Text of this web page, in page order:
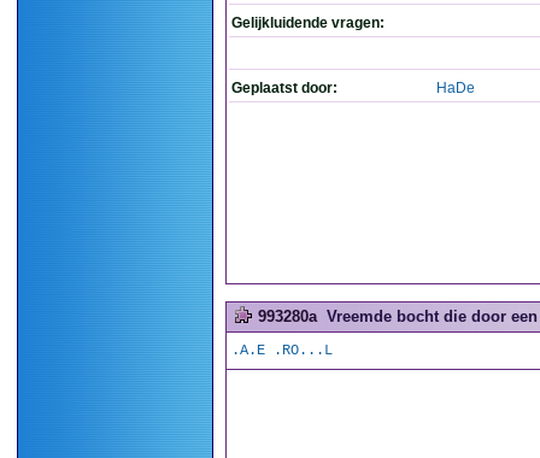
Gelijkluidende vragen:
Geplaatst door: HaDe
993280a Vreemde bocht die door
.A.E .RO...L